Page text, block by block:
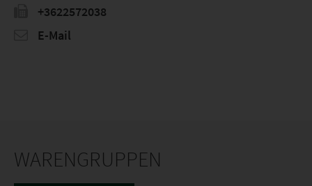
+3622572038
E-Mail
WARENGRUPPEN